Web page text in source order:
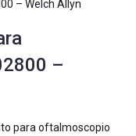
– Welch Allyn
–
para oftalmoscopio